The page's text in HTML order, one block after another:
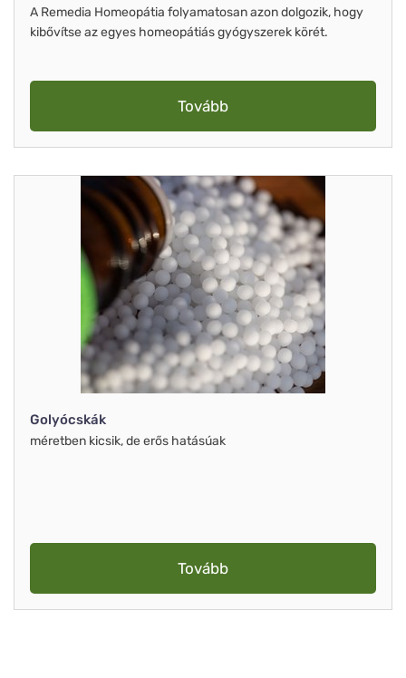
A Remedia Homeopátia folyamatosan azon dolgozik, hogy
kibővítse az egyes homeopátiás gyógyszerek körét.
Tovább
Golyócskák
méretben kicsik, de erős hatásúak
Tovább